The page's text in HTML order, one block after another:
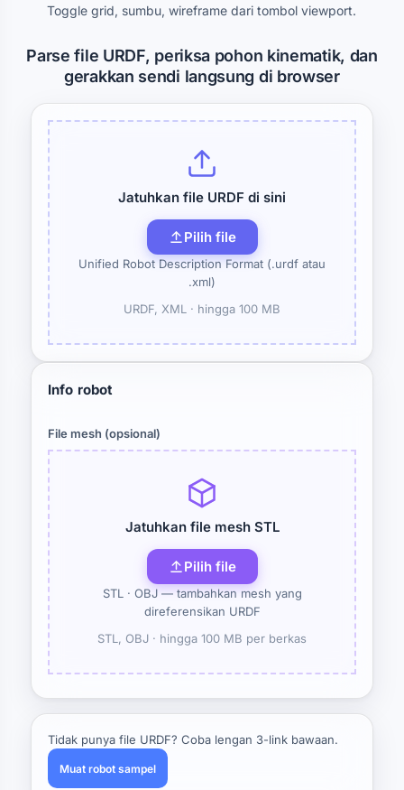
Toggle grid, sumbu, wireframe dari tombol viewport.
Parse file URDF, periksa pohon kinematik, dan
gerakkan sendi langsung di browser
Jatuhkan file URDF di sini
Pilih file
Unified Robot Description Format (.urdf atau
.xml)
URDF, XML · hingga 100 MB
Info robot
File mesh (opsional)
Jatuhkan file mesh STL
Pilih file
STL · OBJ — tambahkan mesh yang
direferensikan URDF
STL, OBJ · hingga 100 MB per berkas
Tidak punya file URDF? Coba lengan 3-link bawaan.
Muat robot sampel